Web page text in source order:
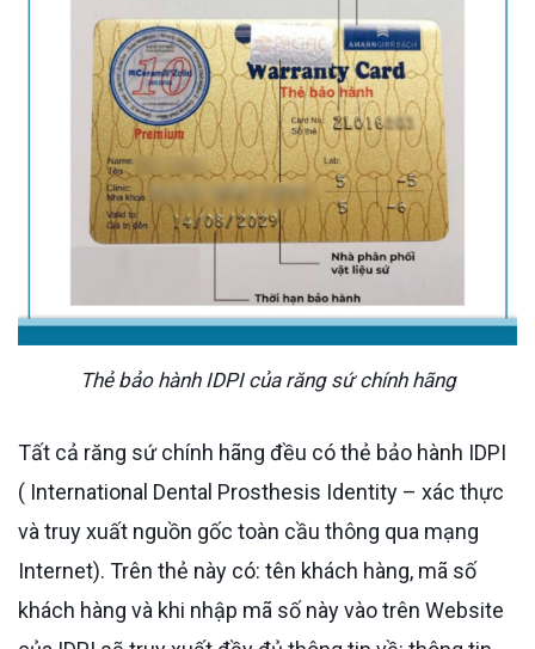
Thẻ bảo hành IDPI của răng sứ chính hãng
Tất cả răng sứ chính hãng đều có thẻ bảo hành IDPI
( International Dental Prosthesis Identity – xác thực
và truy xuất nguồn gốc toàn cầu thông qua mạng
Internet). Trên thẻ này có: tên khách hàng, mã số
khách hàng và khi nhập mã số này vào trên Website